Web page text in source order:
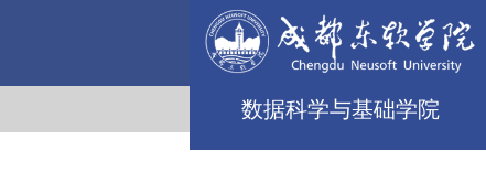
数据科学与基础学院